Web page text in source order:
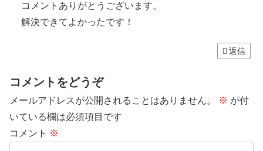
コメントありがとうございます。
解決できてよかったです！
返信
コメントをどうぞ
メールアドレスが公開されることはありません。 ※ が付
いている欄は必須項目です
コメント ※